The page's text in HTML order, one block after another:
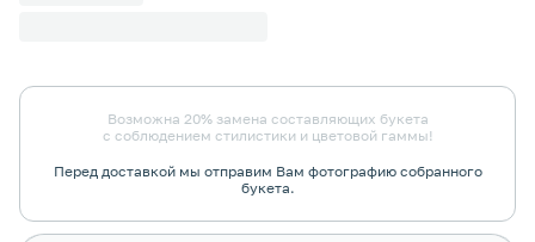
Возможна 20% замена составляющих букета
с соблюдением стилистики и цветовой гаммы!
Перед доставкой мы отправим Вам фотографию собранного
букета.